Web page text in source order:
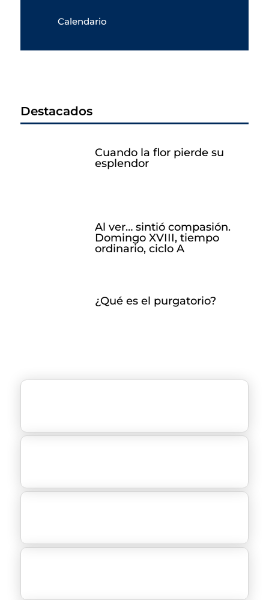
Calendario
Destacados
Cuando la flor pierde su
esplendor
Al ver… sintió compasión.
Domingo XVIII, tiempo
ordinario, ciclo A
¿Qué es el purgatorio?